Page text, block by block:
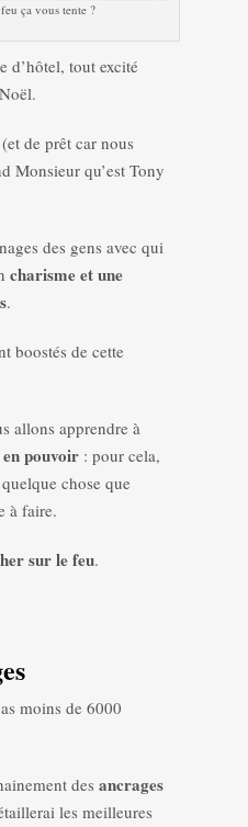
ça vous tente ?
d’hôtel, tout excité
de prêt car nous
Monsieur qu’est Tony
des gens avec qui
charisme et une
.
boostés de cette
allons apprendre à
pouvoir : pour cela,
chose que
à faire.
sur le feu.
moins de 6000
des ancrages
les meilleures